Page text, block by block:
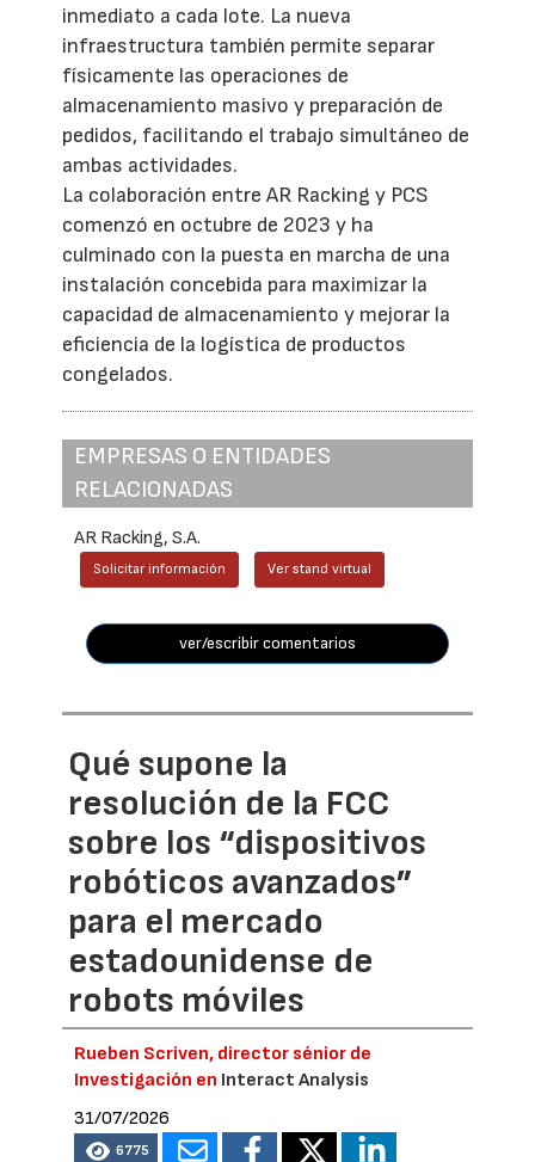
inmediato a cada lote. La nueva
infraestructura también permite separar
físicamente las operaciones de
almacenamiento masivo y preparación de
pedidos, facilitando el trabajo simultáneo de
ambas actividades.
La colaboración entre AR Racking y PCS
comenzó en octubre de 2023 y ha
culminado con la puesta en marcha de una
instalación concebida para maximizar la
capacidad de almacenamiento y mejorar la
eficiencia de la logística de productos
congelados.
EMPRESAS O ENTIDADES
RELACIONADAS
AR Racking, S.A.
Solicitar información Ver stand virtual
ver/escribir comentarios
Qué supone la
resolución de la FCC
sobre los “dispositivos
robóticos avanzados”
para el mercado
estadounidense de
robots móviles
Rueben Scriven, director sénior de
Investigación en Interact Analysis
31/07/2026
6775